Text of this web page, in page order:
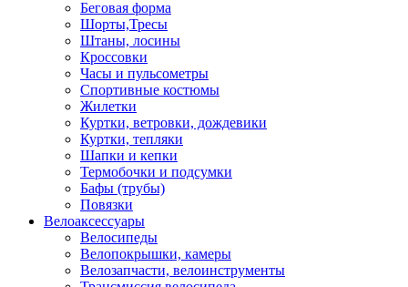
Беговая форма
Шорты,Тресы
Штаны, лосины
Кроссовки
Часы и пульсометры
Спортивные костюмы
Жилетки
Куртки, ветровки, дождевики
Куртки, тепляки
Шапки и кепки
Термобочки и подсумки
Бафы (трубы)
Повязки
Велоаксессуары
Велосипеды
Велопокрышки, камеры
Велозапчасти, велоинструменты